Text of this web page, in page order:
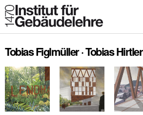
Tobias Figlmüller · Tobias Hirtler